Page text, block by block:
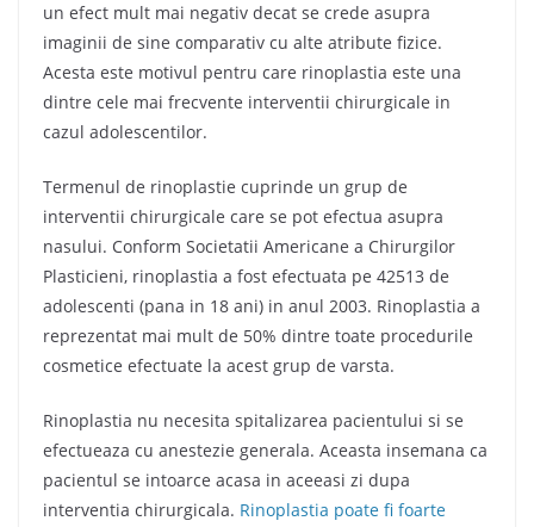
un efect mult mai negativ decat se crede asupra
imaginii de sine comparativ cu alte atribute fizice.
Acesta este motivul pentru care rinoplastia este una
dintre cele mai frecvente interventii chirurgicale in
cazul adolescentilor.
Termenul de rinoplastie cuprinde un grup de
interventii chirurgicale care se pot efectua asupra
nasului. Conform Societatii Americane a Chirurgilor
Plasticieni, rinoplastia a fost efectuata pe 42513 de
adolescenti (pana in 18 ani) in anul 2003. Rinoplastia a
reprezentat mai mult de 50% dintre toate procedurile
cosmetice efectuate la acest grup de varsta.
Rinoplastia nu necesita spitalizarea pacientului si se
efectueaza cu anestezie generala. Aceasta insemana ca
pacientul se intoarce acasa in aceeasi zi dupa
interventia chirurgicala. Rinoplastia poate fi foarte